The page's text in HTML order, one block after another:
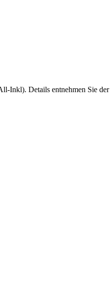
Inkl). Details entnehmen Sie